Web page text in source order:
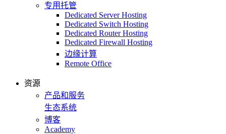
专用托管
Dedicated Server Hosting
Dedicated Switch Hosting
Dedicated Router Hosting
Dedicated Firewall Hosting
边缘计算
Remote Office
资源
产品和服务
生态系统
博客
Academy